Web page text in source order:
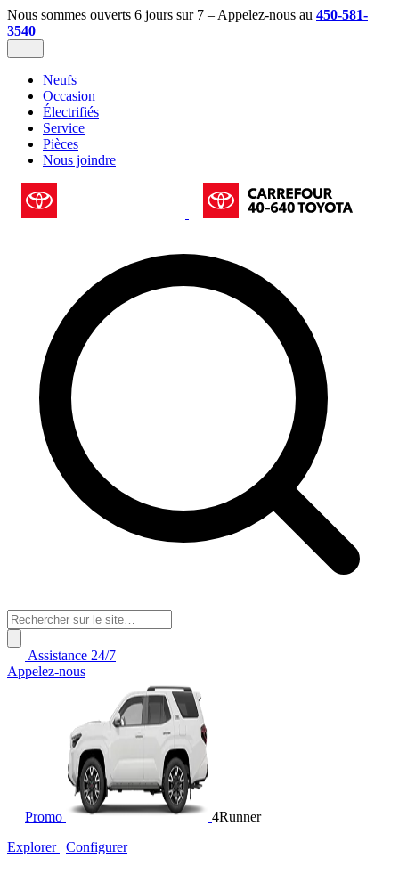
Nous sommes ouverts 6 jours sur 7 – Appelez-nous au 450-581-
3540
Neufs
Occasion
Électrifiés
Service
Pièces
Nous joindre
Assistance 24/7
Appelez-nous
Promo
4Runner
Explorer | Configurer